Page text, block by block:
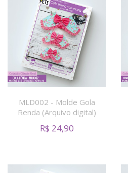
MLD002 - Molde Gola
Renda (Arquivo digital)
R$ 24,90